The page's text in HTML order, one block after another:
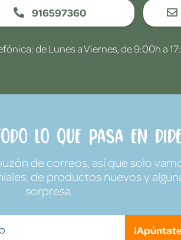
916597360
de Lunes a Viernes, de 9:00h a
lo que pasa en
de correos, así que solo
de productos nuevos y
sorpresa.